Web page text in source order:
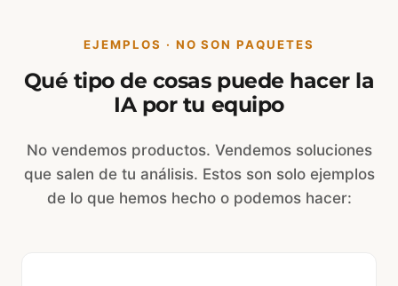
EJEMPLOS · NO SON PAQUETES
Qué tipo de cosas puede hacer la
IA por tu equipo
No vendemos productos. Vendemos soluciones
que salen de tu análisis. Estos son solo ejemplos
de lo que hemos hecho o podemos hacer: